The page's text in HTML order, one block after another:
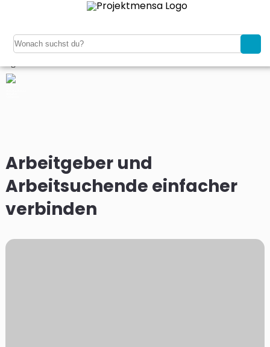
Verkaufen
Magazin
Registrieren
Arbeitgeber und
Arbeitsuchende einfacher
verbinden